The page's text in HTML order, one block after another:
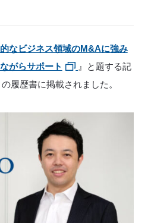
なビジネス領域のM&Aに強み
がらサポート
』と題する記
履歴書に掲載されました。